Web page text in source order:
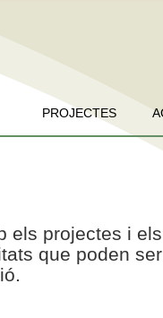
PROJECTES
els projectes i
que poden